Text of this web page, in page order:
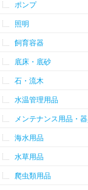
ポンプ
照明
飼育容器
底床・底砂
石・流木
水温管理用品
メンテナンス用品・
海水用品
水草用品
爬虫類用品